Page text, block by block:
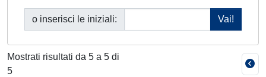
o inserisci le iniziali:
Mostrati risultati da 5 a 5 di
5